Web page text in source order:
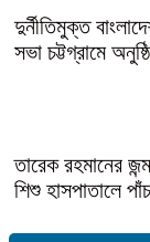
দুর্নীতিমুক্ত
সভা চট্টগ্রামে
তারেক রহমানের
শিশু হাসপাতালে